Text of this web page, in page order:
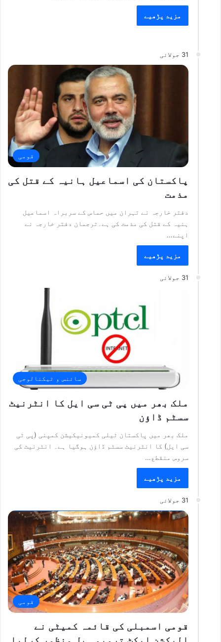
مزید پڑھیے
31 جولائی
قومی
پاکستان کی اسماعیل ہانیہ کے قتل کی
مذمت
دفتر خارجہ نے تہران میں حماس کے سربراہ اسماعیل
ہنیہ کے قتل کی مذمت کی ہے۔ترجمان دفتر خارجہ نے
اپنے…
مزید پڑھیے
31 جولائی
سائنس و ٹیکنالوجی
ملک بھر میں پی ٹی سی ایل کا انٹرنیٹ
سسٹم ڈاؤن
ملک بھر میں پاکستان ٹیلی کمیونیکیشن کمپنی (پی ٹی
سی ایل) کا انٹرنیٹ سسٹم ڈاؤن ہوگیا ہے۔ انٹرنیٹ کی
سروس منقطع…
مزید پڑھیے
31 جولائی
قومی
قومی اسمبلی کی قائمہ کمیٹی نے